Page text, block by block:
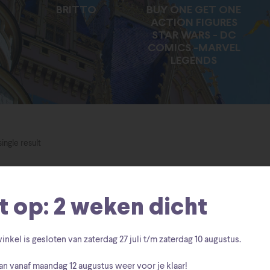
BRITTO
BUY ONE GET ONE
ACTION FIGURES
STAR WARS - DC
COMICS -MARVEL
LEGENDS
result
op: 2 weken dicht
is gesloten van zaterdag27 juli t/m zaterdag 10 augustus.
vanaf maandag 12 augustus weer voor je klaar!